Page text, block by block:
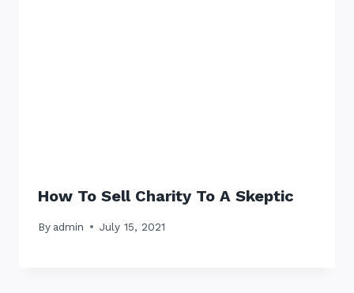
How To Sell Charity To A Skeptic
By admin July 15, 2021